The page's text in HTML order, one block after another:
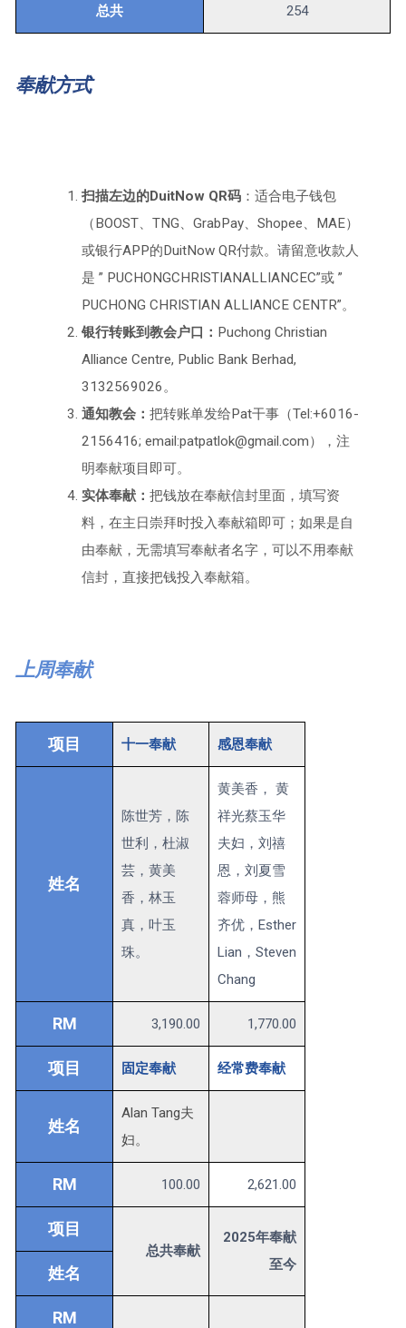
总共 254
奉献方式
扫描左边的DuitNow QR码：适合电子钱包
（BOOST、TNG、GrabPay、Shopee、MAE）
或银行APP的DuitNow QR付款。请留意收款人
是 ” PUCHONGCHRISTIANALLIANCEC”或 ”
PUCHONG CHRISTIAN ALLIANCE CENTR”。
银行转账到教会户口： Puchong Christian
Alliance Centre, Public Bank Berhad,
3132569026。
通知教会： 把转账单发给Pat干事（Tel:+6016-
2156416; email:patpatlok@gmail.com），注
明奉献项目即可。
实体奉献： 把钱放在奉献信封里面，填写资
料，在主日崇拜时投入奉献箱即可；如果是自
由奉献，无需填写奉献者名字，可以不用奉献
信封，直接把钱投入奉献箱。
上周奉献
项目 十一奉献 感恩奉献
姓名
陈世芳，陈
世利，杜淑
芸，黄美
香，林玉
真，叶玉
珠。
黄美香， 黄
祥光蔡玉华
夫妇，刘禧
恩，刘夏雪
蓉师母，熊
齐优，Esther
Lian，Steven
Chang
RM 3,190.00 1,770.00
项目 固定奉献 经常费奉献
姓名
Alan Tang夫
妇。
RM 100.00 2,621.00
项目
总共奉献
2025年奉献
至今
姓名
RM